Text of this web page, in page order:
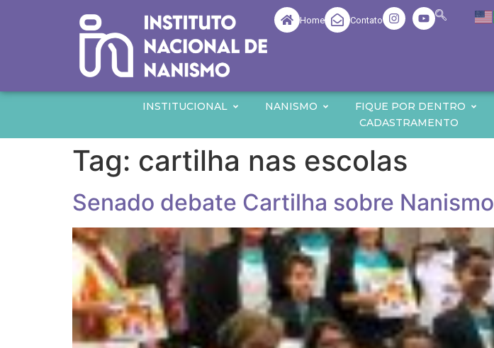
Home Contato
INSTITUCIONAL NANISMO FIQUE POR DENTRO
CADASTRAMENTO
Tag: cartilha nas escolas
Senado debate Cartilha sobre Nanismo